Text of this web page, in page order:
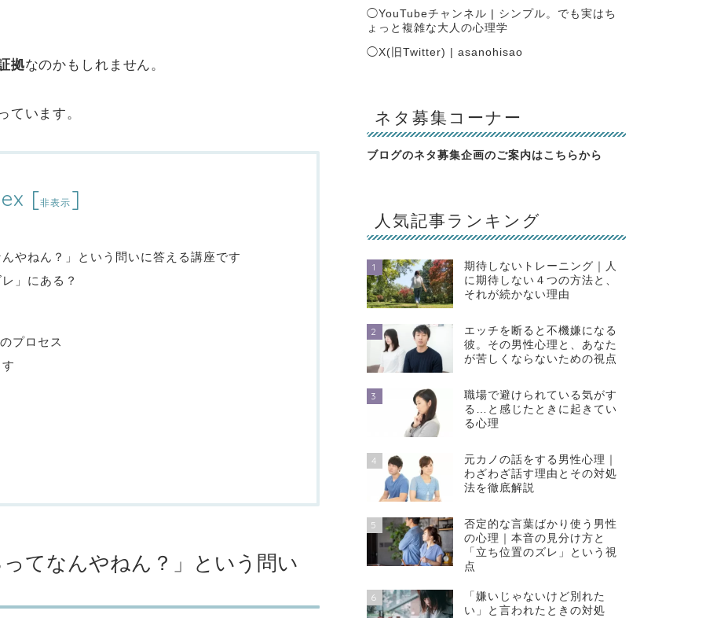
拠なのかもしれません。
ています。
[非表示 ]
やねん？」という問いに答える講座です
」にある？
プロセス
てなんやねん？」という問い
◯YouTubeチャンネル | シンプル。でも実はち
ょっと複雑な大人の心理学
◯X(旧Twitter) | asanohisao
ネタ募集コーナー
ブログのネタ募集企画のご案内はこちらから
人気記事ランキング
1
期待しないトレーニング｜人
に期待しない４つの方法と、
それが続かない理由
2
エッチを断ると不機嫌になる
彼。その男性心理と、あなた
が苦しくならないための視点
3
職場で避けられている気がす
る…と感じたときに起きてい
る心理
4
元カノの話をする男性心理｜
わざわざ話す理由とその対処
法を徹底解説
5
否定的な言葉ばかり使う男性
の心理｜本音の見分け方と
「立ち位置のズレ」という視
点
6
「嫌いじゃないけど別れた
い」と言われたときの対処